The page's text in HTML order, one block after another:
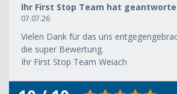
Ihr First Stop Team hat
07.07.26
Vielen Dank für das uns
die super Bewertung.
Ihr First Stop Team Weiach